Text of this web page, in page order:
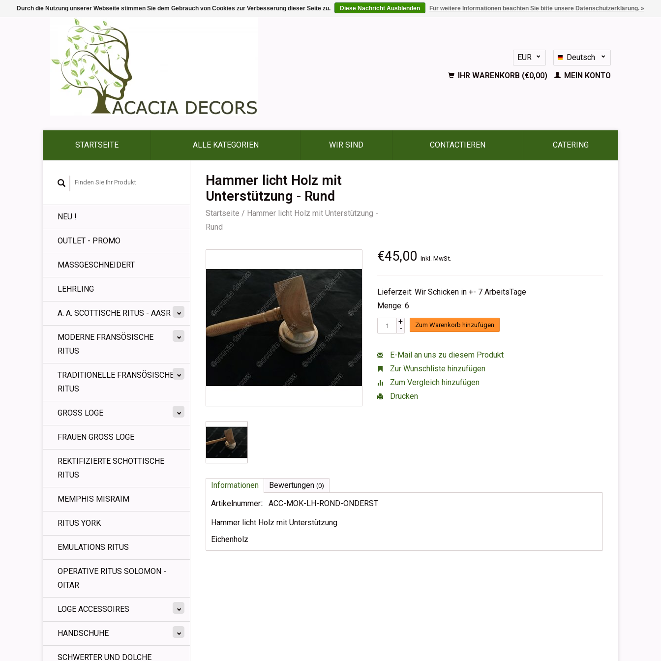
EUR
GBP
Deutsch
Nederlands
English
IHR WARENKORB (€0,00) MEIN KONTO
STARTSEITE ALLE KATEGORIEN WIR SIND CONTACTIEREN CATERING
NEU !
OUTLET - PROMO
MASSGESCHNEIDERT
LEHRLING
A. A. SCOTTISCHE RITUS - AASR
MODERNE FRANSÖSISCHE
RITUS
TRADITIONELLE FRANSÖSISCHE
RITUS
GROSS LOGE
FRAUEN GROSS LOGE
REKTIFIZIERTE SCHOTTISCHE
RITUS
MEMPHIS MISRAÏM
RITUS YORK
EMULATIONS RITUS
OPERATIVE RITUS SOLOMON -
OITAR
LOGE ACCESSOIRES
HANDSCHUHE
SCHWERTER UND DOLCHE
Hammer licht Holz mit
Unterstützung - Rund
Startseite / Hammer licht Holz mit Unterstützung -
Rund
€45,00Inkl. MwSt.
Lieferzeit: Wir Schicken in +- 7 ArbeitsTage
Menge: 6
+
- Zum Warenkorb hinzufügen
E-Mail an uns zu diesem Produkt
Zur Wunschliste hinzufügen
Zum Vergleich hinzufügen
Drucken
Informationen Bewertungen (0)
Artikelnummer:: ACC-MOK-LH-ROND-ONDERST
Hammer licht Holz mit Unterstützung
Eichenholz
Durch die Nutzung unserer Webseite stimmen Sie dem Gebrauch von Cookies zur Verbesserung dieser Seite zu. Diese Nachricht Ausblenden Für weitere Informationen beachten Sie bitte unsere Datenschutzerklärung. »